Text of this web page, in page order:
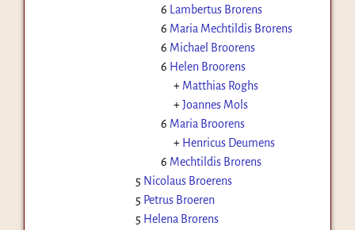
6 Lambertus Brorens
6 Maria Mechtildis Brorens
6 Michael Broorens
6 Helen Broorens
+ Matthias Roghs
+Joannes Mols
6 Maria Broorens
+ Henricus Deumens
6 Mechtildis Brorens
5 Nicolaus Broerens
5 Petrus Broeren
5 Helena Brorens